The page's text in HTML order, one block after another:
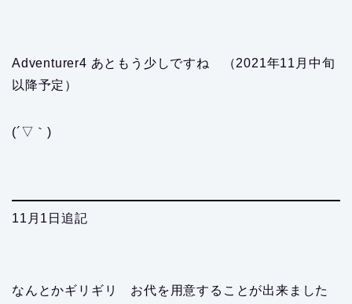
Adventurer4 あともう少しですね （2021年11月中旬
以降予定）
(´▽｀)
11月1日追記
なんとかギリギリ お代を用意することが出来ました